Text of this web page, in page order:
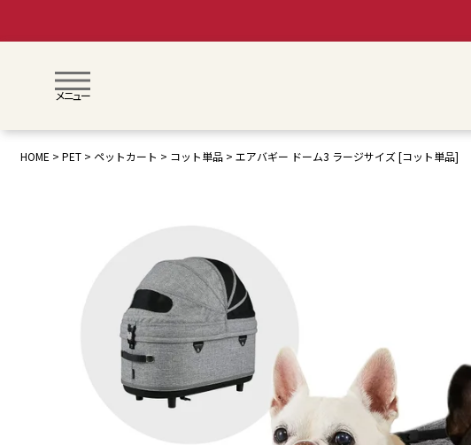
メニュー
HOME PET ペットカート コット単品 エアバギー ドーム3 ラージサイズ [コット単品]